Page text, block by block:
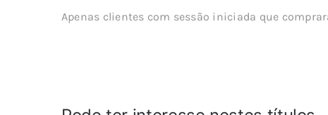
Apenas clientes com sessão iniciada que